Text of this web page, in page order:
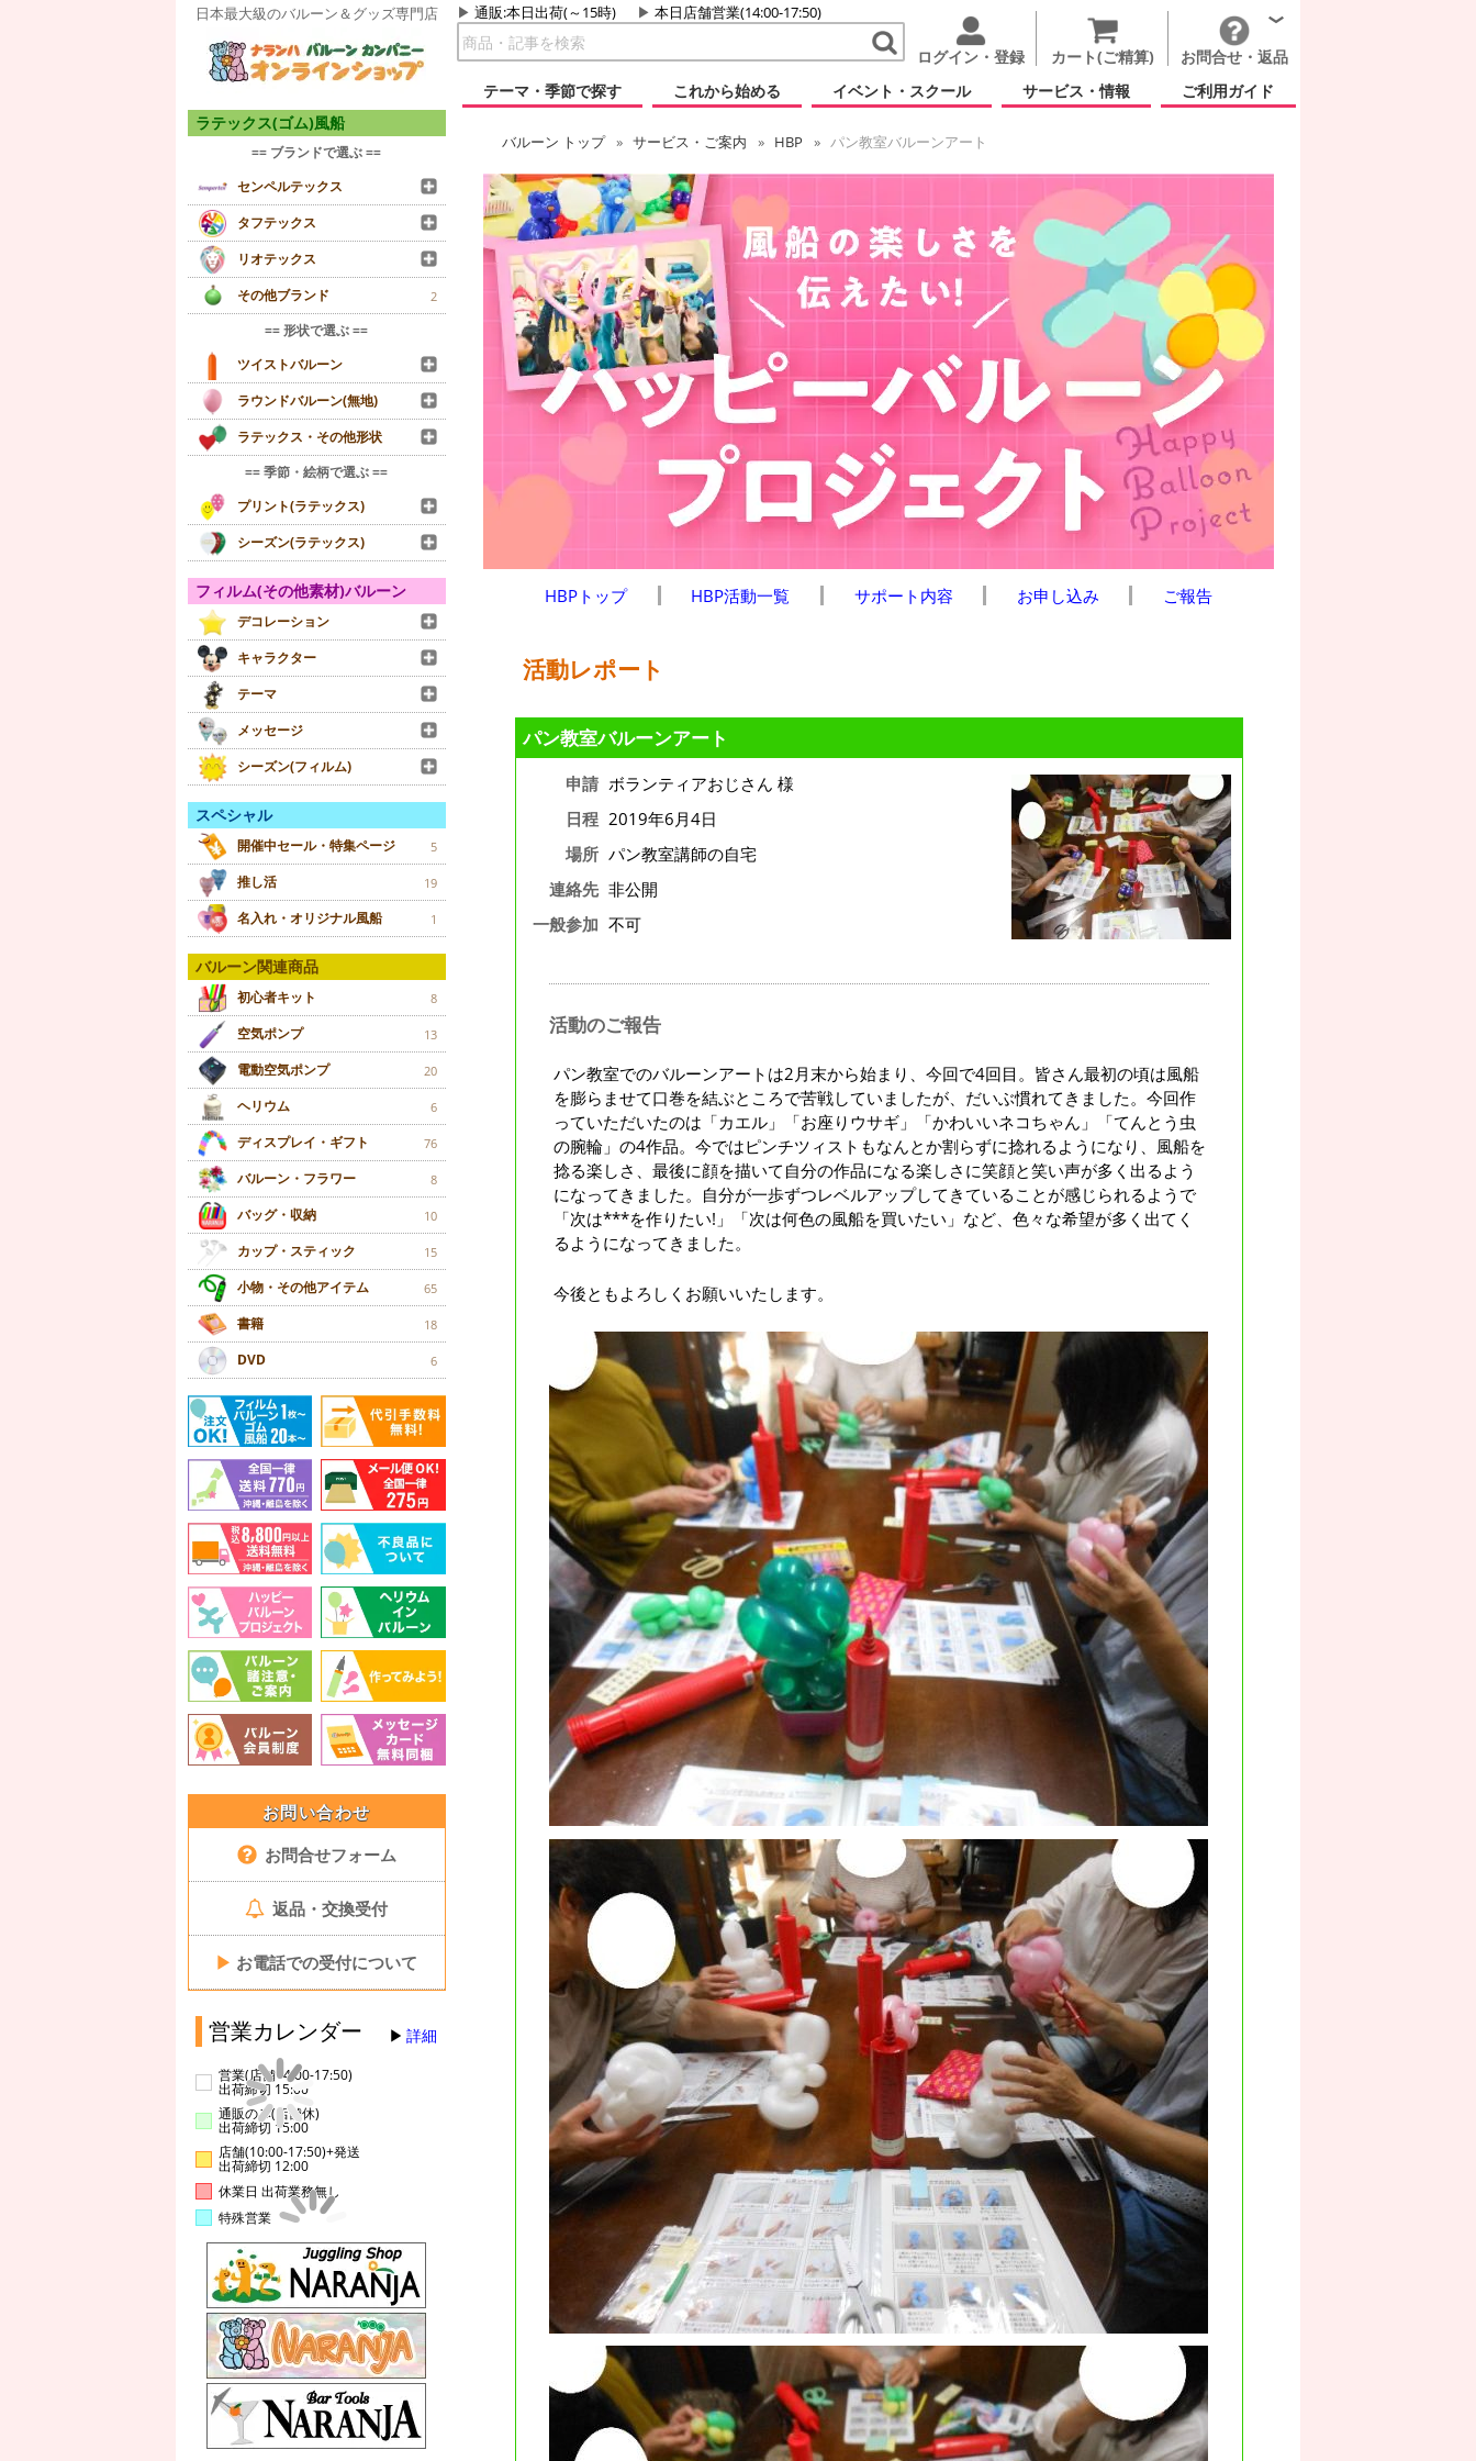
日本最大級のバルーン＆グッズ専門店 通販:本日出荷(～15時) 本日店舗営業(14:00-17:50)
ログイン・登録 カート(ご精算)
お問合せ・返品
テーマ・季節で探す
これから始める イベント・スクール サービス・情報 ご利用ガイド
ラテックス(ゴム)風船
== ブランドで選ぶ ==
センペルテックス
タフテックス
リオテックス
その他ブランド
2
== 形状で選ぶ ==
ツイストバルーン
ラウンドバルーン(無地)
ラテックス・その他形状
== 季節・絵柄で選ぶ ==
プリント(ラテックス)
シーズン(ラテックス)
フィルム(その他素材)バルーン
デコレーション
キャラクター
テーマ
メッセージ
シーズン(フィルム)
スペシャル
開催中セール・特集ページ 5
推し活 19
名入れ・オリジナル風船 1
バルーン関連商品
初心者キット 8
空気ポンプ 13
電動空気ポンプ 20
ヘリウム 6
ディスプレイ・ギフト 76
バルーン・フラワー 8
バッグ・収納 10
カップ・スティック 15
小物・その他アイテム 65
書籍 18
DVD 6
お問い合わせ
お問合せフォーム
返品・交換受付
▶ お電話での受付について
営業カレンダー 詳細
営業(店舗14:00-17:50)
出荷締切 15:00
通販のみ(店舗休)
出荷締切 15:00
店舗(10:00-17:50)+発送
出荷締切 12:00
休業日 出荷業務無し
特殊営業
バルーン トップ サービス・ご案内 HBP パン教室バルーンアート
HBPトップ HBP活動一覧 サポート内容 お申し込み ご報告
活動レポート
パン教室バルーンアート
申請 ボランティアおじさん 様
日程 2019年6月4日
場所 パン教室講師の自宅
連絡先 非公開
一般参加 不可
活動のご報告
パン教室でのバルーンアートは2月末から始まり、今回で4回目。皆さん最初の頃は風船
を膨らませて口巻を結ぶところで苦戦していましたが、だいぶ慣れてきました。今回作
っていただいたのは「カエル」「お座りウサギ」「かわいいネコちゃん」「てんとう虫
の腕輪」の4作品。今ではピンチツィストもなんとか割らずに捻れるようになり、風船を
捻る楽しさ、最後に顔を描いて自分の作品になる楽しさに笑顔と笑い声が多く出るよう
になってきました。自分が一歩ずつレベルアップしてきていることが感じられるようで
「次は***を作りたい!」「次は何色の風船を買いたい」など、色々な希望が多く出てく
るようになってきました。
今後ともよろしくお願いいたします。